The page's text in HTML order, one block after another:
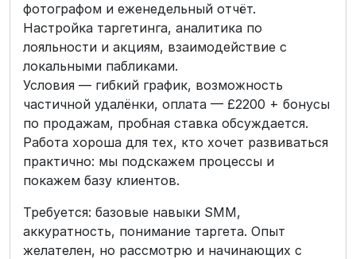
фотографом и еженедельный отчёт.
Настройка таргетинга, аналитика по
лояльности и акциям, взаимодействие с
локальными пабликами.
Условия — гибкий график, возможность
частичной удалёнки, оплата — £2200 + бонусы
по продажам, пробная ставка обсуждается.
Работа хороша для тех, кто хочет развиваться
практично: мы подскажем процессы и
покажем базу клиентов.
Требуется: базовые навыки SMM,
аккуратность, понимание таргета. Опыт
желателен, но рассмотрю и начинающих с